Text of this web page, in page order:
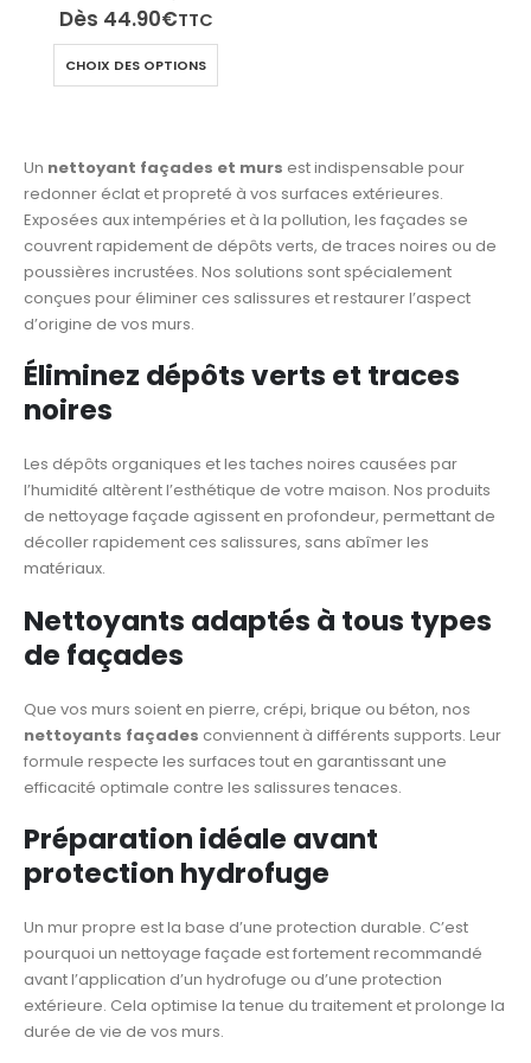
Dès 44.90€TTC
CHOIX DES OPTIONS
variations.
Les
options
peuvent
choisies
page
Un nettoyant façades et murs est indispensable pour
redonner éclat et propreté à vos surfaces extérieures.
Exposées aux intempéries et à la pollution, les façades se
couvrent rapidement de dépôts verts, de traces noires ou de
poussières incrustées. Nos solutions sont spécialement
conçues pour éliminer ces salissures et restaurer l’aspect
d’origine de vos murs.
Éliminez dépôts verts et traces
noires
Les dépôts organiques et les taches noires causées par
l’humidité altèrent l’esthétique de votre maison. Nos produits
de nettoyage façade agissent en profondeur, permettant de
décoller rapidement ces salissures, sans abîmer les
matériaux.
Nettoyants adaptés à tous types
de façades
Que vos murs soient en pierre, crépi, brique ou béton, nos
nettoyants façades conviennent à différents supports. Leur
formule respecte les surfaces tout en garantissant une
efficacité optimale contre les salissures tenaces.
Préparation idéale avant
protection hydrofuge
Un mur propre est la base d’une protection durable. C’est
pourquoi un nettoyage façade est fortement recommandé
avant l’application d’un hydrofuge ou d’une protection
extérieure. Cela optimise la tenue du traitement et prolonge la
durée de vie de vos murs.